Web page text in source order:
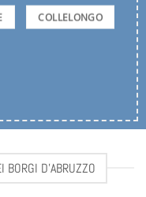
COLLELONGO
BORGI D'ABRUZZO